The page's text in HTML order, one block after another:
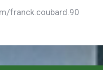
franck.coubard.90